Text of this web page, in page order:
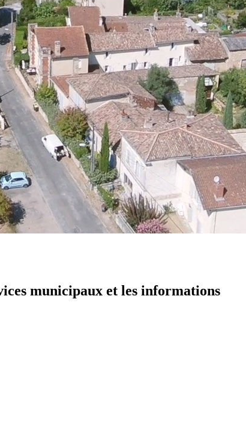
municipaux et les informations